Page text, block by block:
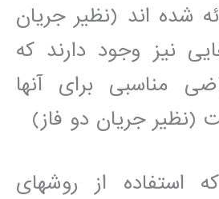
شده اند (نظير جريان
نيز وجود دارند که
مناسبی برای آنھا
(نظير جريان دو فاز)
استفاده از روشھای